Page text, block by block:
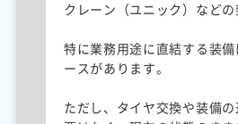
クレーン（ユニック）など
特に業務用途に直結する装
ースがあります。
ただし、タイヤ交換や装備